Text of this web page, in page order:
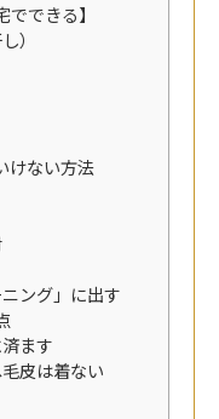
できる】
）
けない方法
ング」に出す
ます
皮は着ない